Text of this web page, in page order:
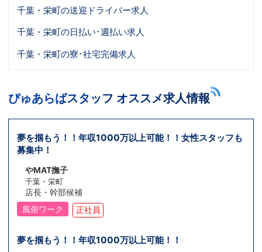
千葉・栄町の送迎ドライバー求人
千葉・栄町の日払い･週払い求人
千葉・栄町の寮･社宅完備求人
ぴゅあらばスタッフ オススメ求人情報
夢を掴もう！！年収1000万以上可能！！女性スタッフも
募集中！
やMAT撫子
千葉・栄町
店長・幹部候補
風俗ワーク
正社員
夢を掴もう！！年収1000万以上可能！！